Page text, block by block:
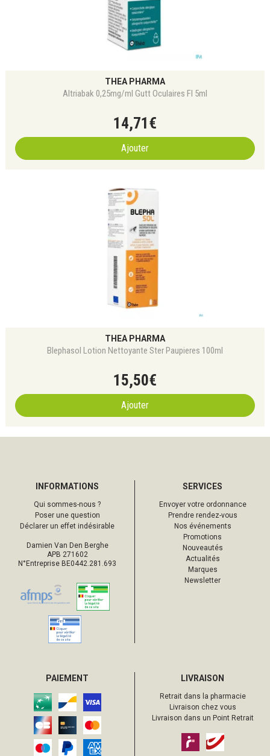
THEA PHARMA
Altriabak 0,25mg/ml Gutt Oculaires Fl 5ml
14,71€
Ajouter
THEA PHARMA
Blephasol Lotion Nettoyante Ster Paupieres 100ml
15,50€
Ajouter
INFORMATIONS
Qui sommes-nous ?
Poser une question
Déclarer un effet indésirable
Damien Van Den Berghe
APB 271602
N°Entreprise BE0442.281.693
SERVICES
Envoyer votre ordonnance
Prendre rendez-vous
Nos événements
Promotions
Nouveautés
Actualités
Marques
Newsletter
PAIEMENT LIVRAISON
Retrait dans la pharmacie
Livraison chez vous
Livraison dans un Point Retrait